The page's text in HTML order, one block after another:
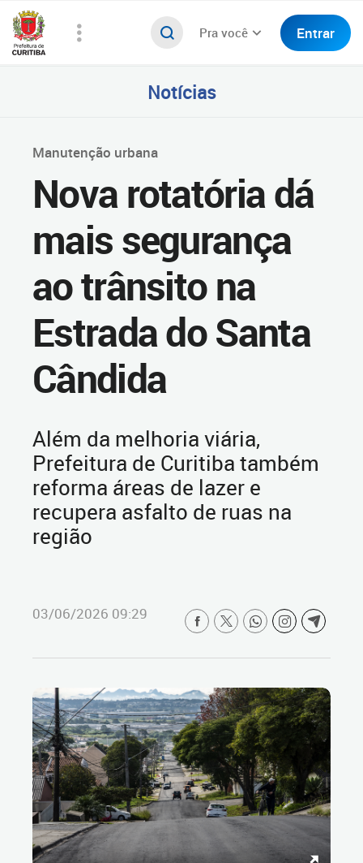
Pra você Entrar
Notícias
Manutenção urbana
Nova rotatória dá
mais segurança
ao trânsito na
Estrada do Santa
Cândida
Além da melhoria viária,
Prefeitura de Curitiba também
reforma áreas de lazer e
recupera asfalto de ruas na
região
03/06/2026 09:29